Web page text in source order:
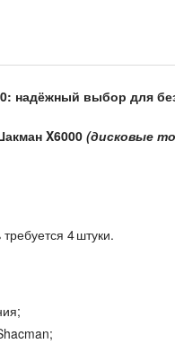
надёжный выбор для
X6000 (дисковые
4 штуки.